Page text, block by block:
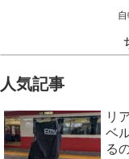
人気記事
リ
ベ
る